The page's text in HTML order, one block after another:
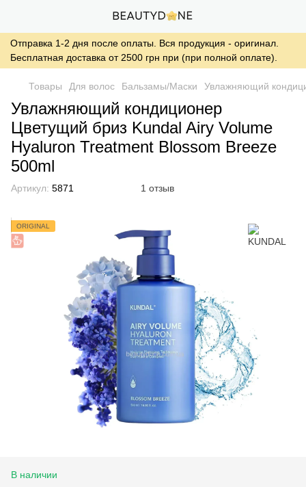
Отправка 1-2 дня после оплаты. Вся продукция - оригинал.
Бесплатная доставка от 2500 грн при (при полной оплате).
Товары Для волос Бальзамы/Маски Увлажняющий
Увлажняющий кондиционер
Цветущий бриз Kundal Airy Volume
Hyaluron Treatment Blossom Breeze
500ml
Артикул: 5871 1 отзыв
ORIGINAL
В наличии